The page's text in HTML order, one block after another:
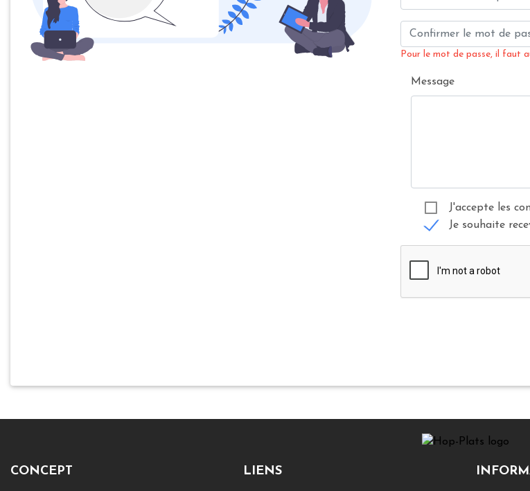
Pour le mot de passe, il faut
Message
J'accepte les
Je souhaite
CONCEPT LIENS